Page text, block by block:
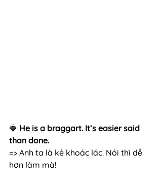
🍓 He is a braggart. It’s easier said
than done.
=> Anh ta là kẻ khoác lác. Nói thì dễ
hơn làm mà!